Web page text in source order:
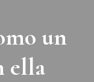
un
ella